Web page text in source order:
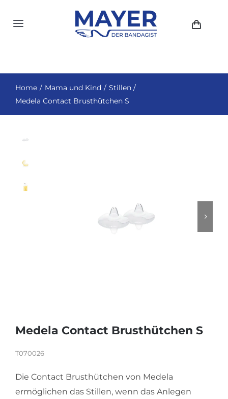
Inhalt
Toggle
AKTUELLES
SHOP
Home Mama und Kind
Stillen
Medela Contact Brusthütchen S
Medela Contact Brusthütchen S
T070026
Die Contact Brusthütchen von Medela
ermöglichen das Stillen, wenn das Anlegen